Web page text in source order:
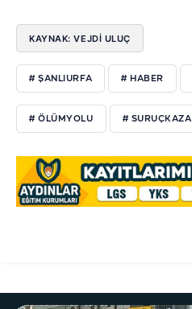
KAYNAK: VEJDI ULUÇ
# ŞANLIURFA # HABER
# ÖLÜMYOLU # SURUÇKAZA